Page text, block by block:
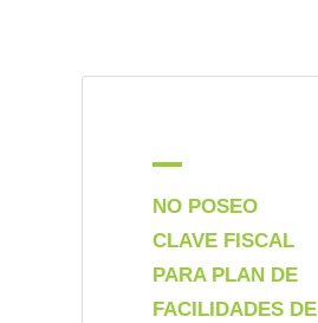
A
NO POSEO
CLAVE FISCAL
PARA PLAN DE
FACILIDADES DE